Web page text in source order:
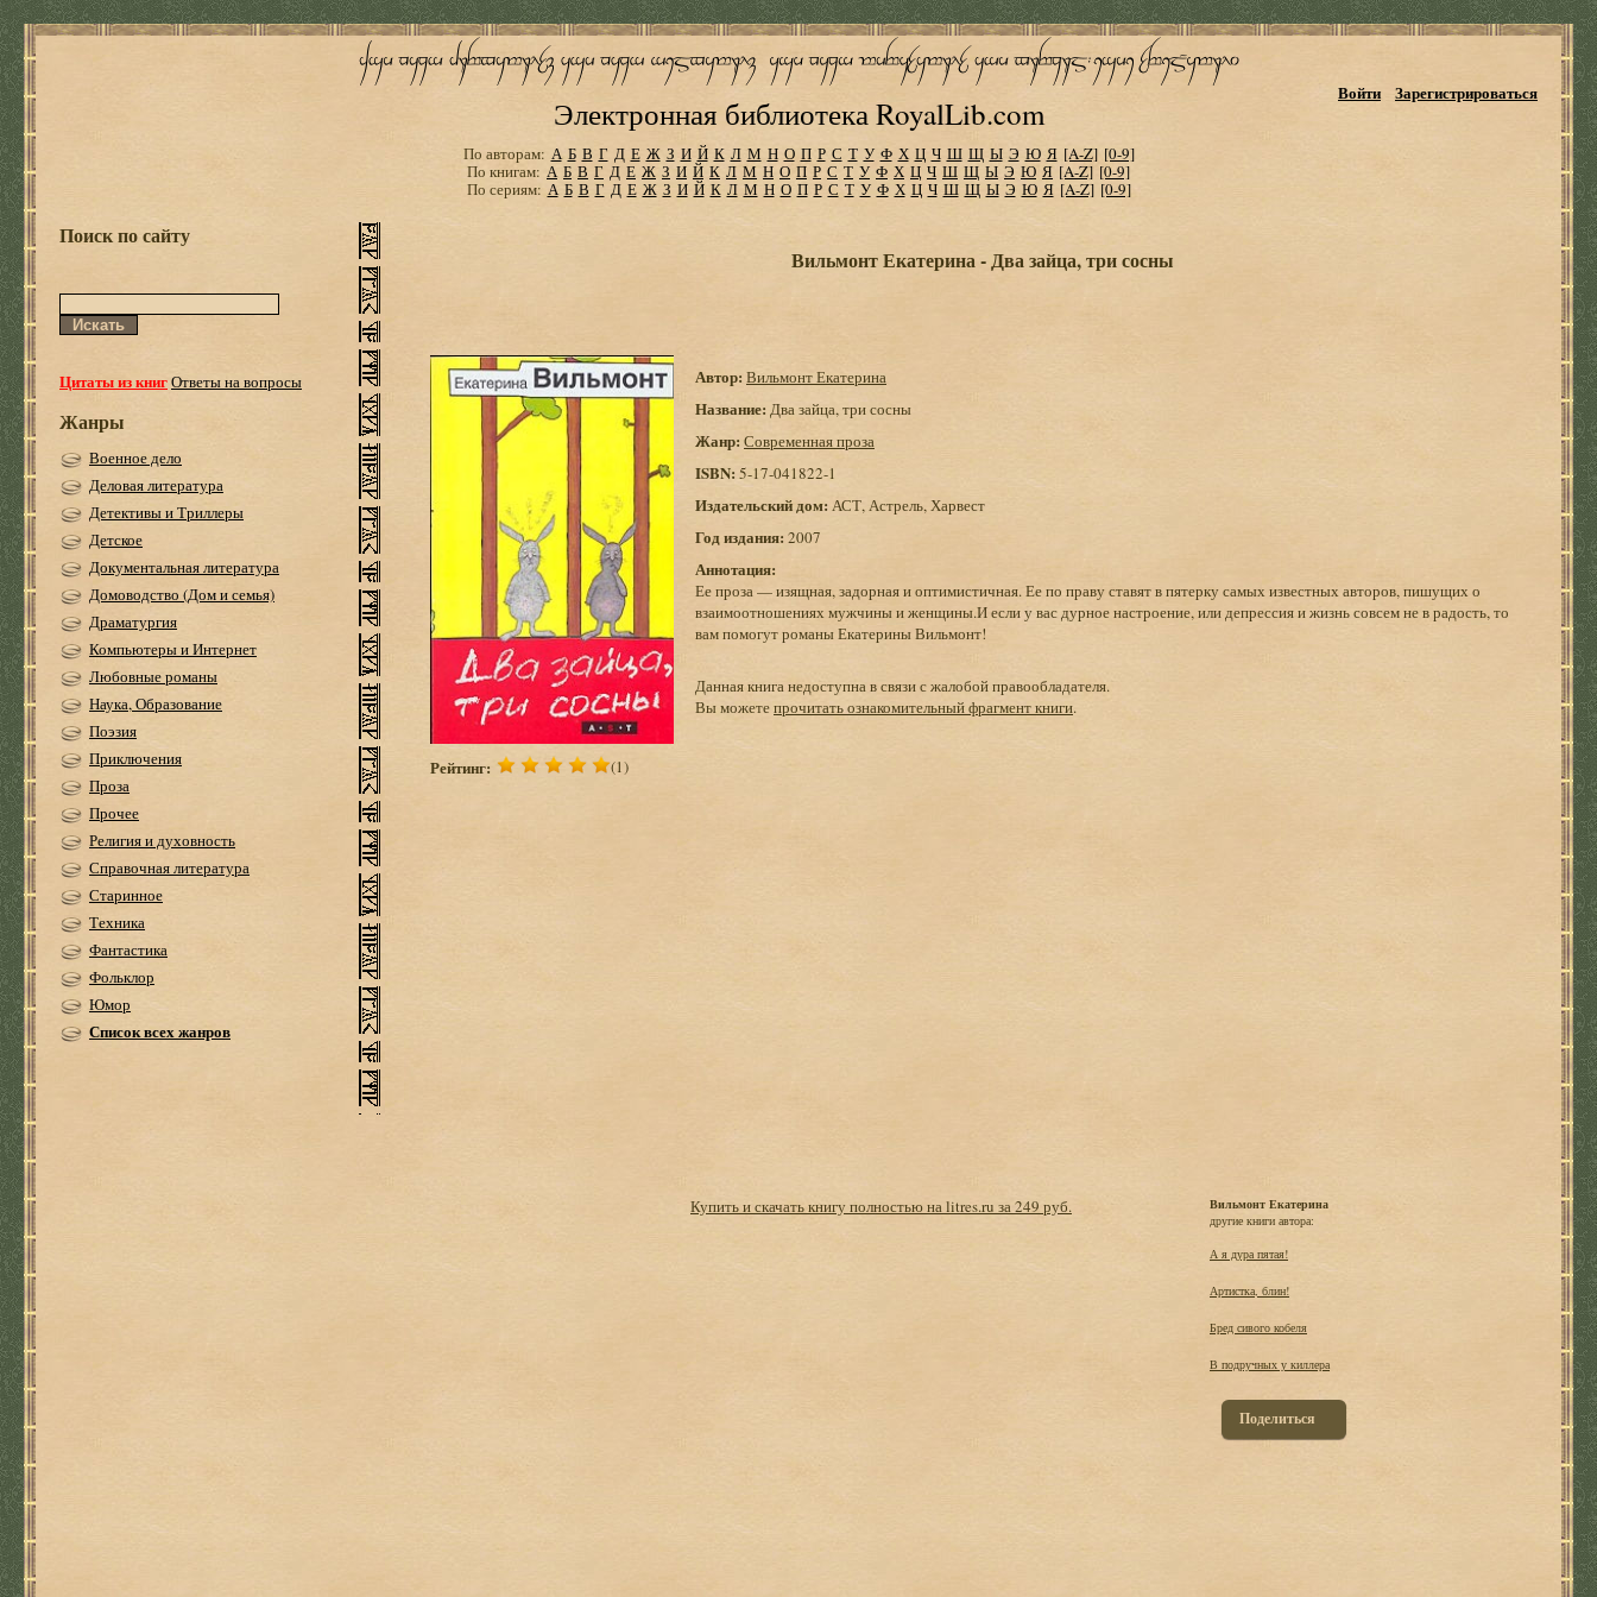
Электронная библиотека RoyalLib.com
Войти Зарегистрироваться
По авторам: А Б В Г Д Е Ж З И Й К Л М Н О П Р С Т У Ф Х Ц Ч Ш Щ Ы Э Ю Я [A-Z] [0-9]
По книгам: А Б В Г Д Е Ж З И Й К Л М Н О П Р С Т У Ф Х Ц Ч Ш Щ Ы Э Ю Я [A-Z] [0-9]
По сериям: А Б В Г Д Е Ж З И Й К Л М Н О П Р С Т У Ф Х Ц Ч Ш Щ Ы Э Ю Я [A-Z] [0-9]
Поиск по сайту
Цитаты из книгОтветы на вопросы
Жанры
Военное дело
Деловая литература
Детективы и Триллеры
Детское
Документальная литература
Домоводство (Дом и семья)
Драматургия
Компьютеры и Интернет
Любовные романы
Наука, Образование
Поэзия
Приключения
Проза
Прочее
Религия и духовность
Справочная литература
Старинное
Техника
Фантастика
Фольклор
Юмор
Список всех жанров
Вильмонт Екатерина - Два зайца, три сосны
Рейтинг: (1)
Автор: Вильмонт Екатерина
Название: Два зайца, три сосны
Жанр: Современная проза
ISBN: 5-17-041822-1
Издательский дом: АСТ, Астрель, Харвест
Год издания: 2007
Аннотация:
Ее проза — изящная, задорная и оптимистичная. Ее по праву ставят в пятерку самых известных авторов, пишущих о
взаимоотношениях мужчины и женщины.И если у вас дурное настроение, или депрессия и жизнь совсем не в радость, то
вам помогут романы Екатерины Вильмонт!
Данная книга недоступна в связи с жалобой правообладателя.
Вы можетепрочитать ознакомительный фрагмент книги.
Купить и скачать книгу полностью на litres.ru за 249 руб.
Вильмонт Екатерина
другие книги автора:
А я дура пятая!
Артистка, блин!
Бред сивого кобеля
В подручных у киллера
Поделиться